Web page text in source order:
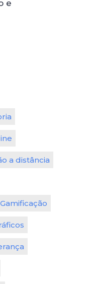
e
a distância
Gamificação